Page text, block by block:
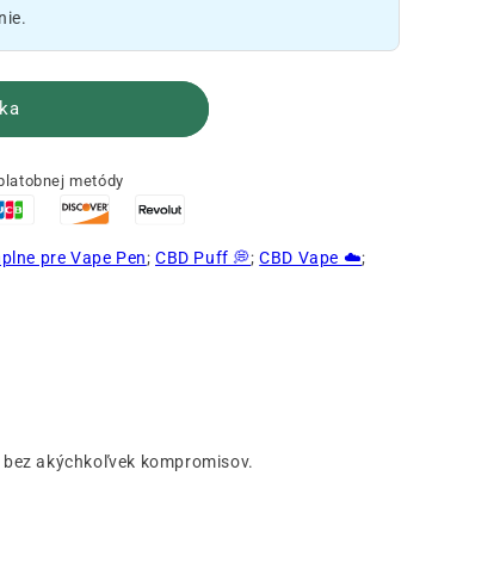
metódy
pre Vape Pen;CBD Puff 💭;CBD Vape ☁️;
akýchkoľvek kompromisov.